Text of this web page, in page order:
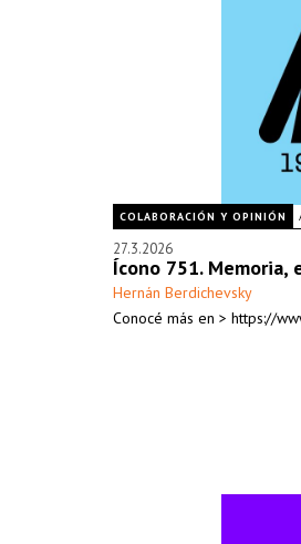
COLABORACIÓN Y OPINIÓN
27.3.2026
Ícono 751. Memoria,
Hernán Berdichevsky
Conocé más en > https://